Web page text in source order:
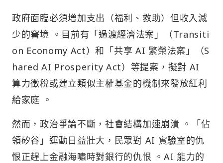
政府面臨必須增加支出（福利、救助）但收入減
少的窘境 。目前有「過渡經濟法案」（Transiti
on Economy Act）和「共享 AI 繁榮法案」（S
hared AI Prosperity Act）等提案，擬對 AI
算力徵稅或建立類似主權基金的機制來發放紅利
給家庭 。
然而，政治爭論不斷，社會結構加速崩潰 。「佔
領矽谷」運動日益壯大，民眾對 AI 實驗室的仇
恨正趕上金融海嘯時對銀行的仇恨 。AI 能力的